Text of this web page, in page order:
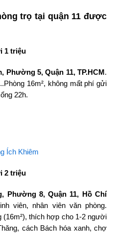
trọ tại quận 11 được
1 triệu
Phường 5, Quận 11, TP.HCM.
16m², không mất phí gửi
22h.
Ích Khiêm
2 triệu
Phường 8, Quận 11, Hồ Chí
viên, nhân viên văn phòng.
(16m²), thích hợp cho 1-2 người
cách Bách hóa xanh, chợ